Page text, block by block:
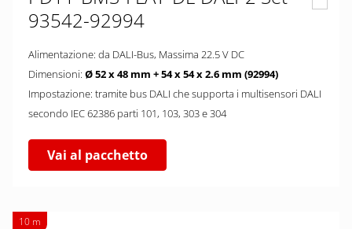
93542-92994
Alimentazione: da DALI-Bus, Massima 22.5 V DC
Dimensioni: Ø 52 x 48 mm + 54 x 54 x 2.6 mm (92994)
Impostazione: tramite bus DALI che supporta i multisensori DALI
secondo IEC 62386 parti 101, 103, 303 e 304
Vai al pacchetto
10 m